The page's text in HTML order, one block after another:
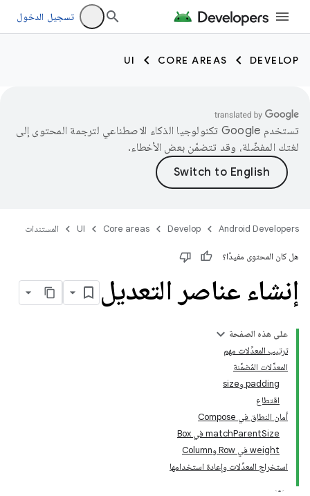
تسجيل الدخول
DEVELOP
CORE AREAS
UI
تستخدم Google تكنولوجيا الذكاء الاصطناعي لترجمة المحتوى إلى
لغتك المفضّلة، وقد تتضمّن بعض الأخطاء.
Android Developers
Develop
Core areas
UI المستندات
هل كان المحتوى مفيدًا؟
إنشاء عناصر التعديل
على هذه الصفحة
ترتيب المعدِّلات مهم
المعدِّلات المُضمَّنة
padding وsize
اقتطاع
أمان النطاق في Compose
matchParentSize في Box
weight في Row وColumn
استخراج المعدِّلات وإعادة استخدامها